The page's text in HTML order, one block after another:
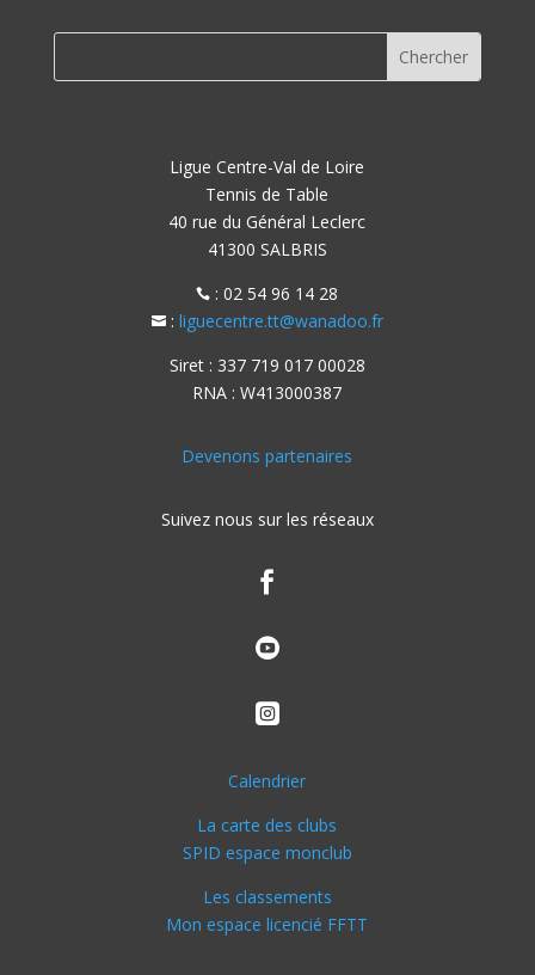
Ligue Centre-Val de Loire
Tennis de Table
40 rue du Général Leclerc
41300 SALBRIS
 : 02 54 96 14 28
: liguecentre.tt@wanadoo.fr
Siret : 337 719 017 00028
RNA : W413000387
Devenons partenaires
Suivez nous sur les réseaux



Calendrier
La carte des clubs
SPID espace monclub
Les classements
Mon espace licencié FFTT